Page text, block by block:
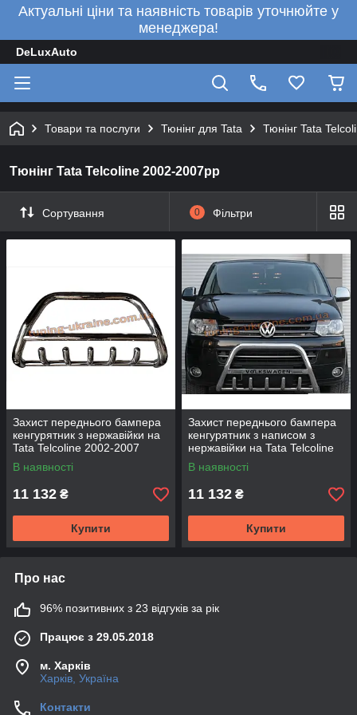
Актуальні ціни та наявність товарів уточнюйте у
менеджера!
DeLuxAuto
Товари та послуги Тюнінг для Tata Тюнінг Tata
Тюнінг Tata Telcoline 2002-2007рр
Сортування 0 Фільтри
Захист переднього бампера
кенгурятник з нержавійки на
Tata Telcoline 2002-2007
В наявності
11 132 ₴
Купити
Захист переднього бампера
кенгурятник з написом з
нержавійки на Tata Telcoline
2002-2007
В наявності
11 132 ₴
Купити
Про нас
96% позитивних з 23 відгуків за рік
Працює з 29.05.2018
м. Харків
Харків, Україна
Контакти